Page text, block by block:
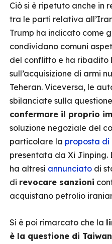
Ciò si è ripetuto anche in
tra le parti relativa
Trump ha indicato come
condividano comuni
del conflitto e ha ribadito
sull’acquisizione di armi
Teheran. Viceversa, le
sbilanciate sulla
confermare il proprio
soluzione negoziale del
particolare la proposta di
presentata da Xi Jinping.
ha altresì annunciato di
di revocare sanzioni
acquistano petrolio
Si è poi rimarcato che la
è la questione di Taiwan